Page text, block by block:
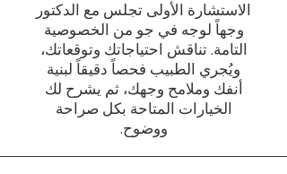
الاستشارة الأولى تجلس مع الدكتور
وجهاً لوجه في جو من الخصوصية
التامة. تناقش احتياجاتك وتوقعاتك،
ويُجري الطبيب فحصاً دقيقاً لبنية
أنفك وملامح وجهك، ثم يشرح لك
الخيارات المتاحة بكل صراحة
ووضوح.